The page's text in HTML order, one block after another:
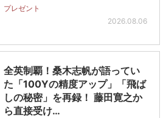
プレゼント
2026.08.06
全英制覇！桑木志帆が語ってい
た「100Yの精度アップ」「飛ば
しの秘密」を再録！ 藤田寛之か
ら直接受け…